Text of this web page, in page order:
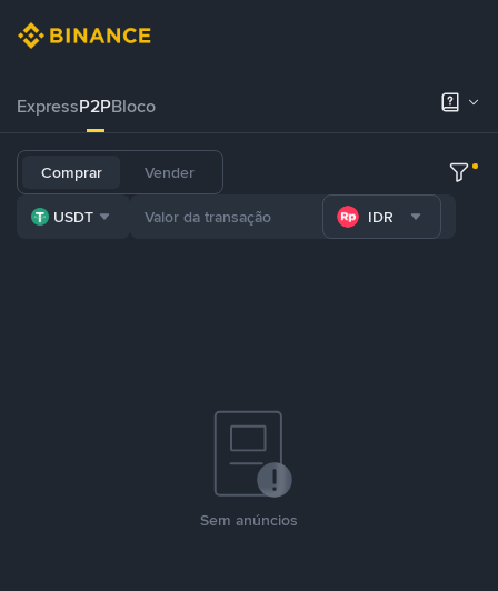
ExpressP2PBloco
Comprar Vender
USDT IDR
Sem anúncios